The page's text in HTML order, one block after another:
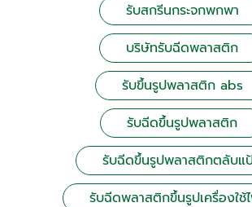
รับสกรีนกระจกพกพา
บริษัทรับฉีดพลาสติก
รับขึ้นรูปพลาสติก abs
รับฉีดขึ้นรูปพลาสติก
รับฉีดขึ้นรูปพลาสติกตลับแ
รับฉีดพลาสติกขึ้นรูปเครื่องใช้